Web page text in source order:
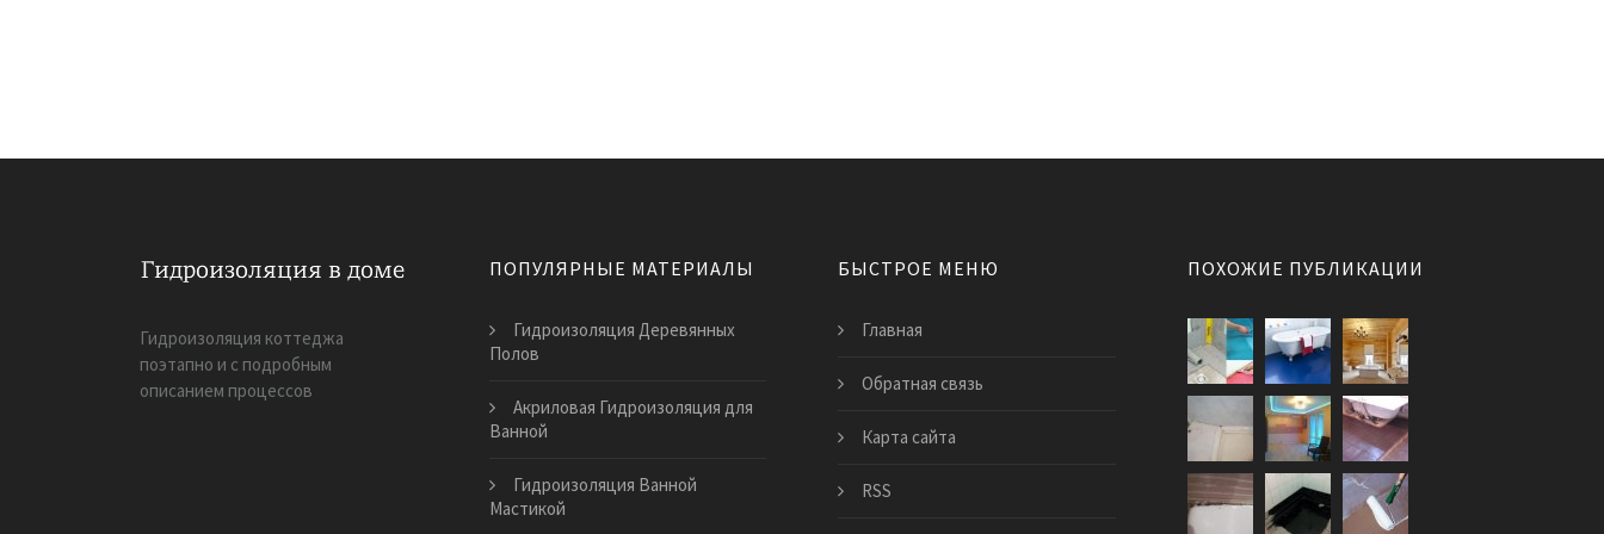
Гидроизоляция коттеджа
поэтапно и с подробным
описанием процессов
ПОПУЛЯРНЫЕ МАТЕРИАЛЫ
Гидроизоляция Деревянных
Полов
Акриловая Гидроизоляция для
Ванной
Гидроизоляция Ванной
Мастикой
БЫСТРОЕ МЕНЮ
Главная
Обратная связь
Карта сайта
RSS
ПОХОЖИЕ ПУБЛИКАЦИИ